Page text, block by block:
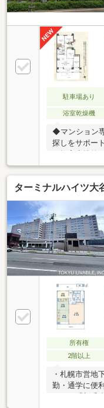
駐車場あり
浴室乾燥機
◆マンション
探しをサポー
◇ご希望に合
徴！◎バス「
向き４ＬＤＫ
旬リノベーシ
ユニットバス
具・壁・床・
９５㎡以上で
しめる専用庭
〇トランクル
ターミナルハイツ大
所有権
2階以上
・札幌市営地
勤・通学に便